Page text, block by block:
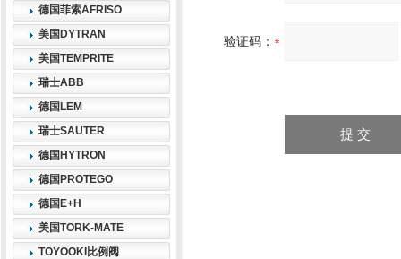
德国菲索AFRISO
美国DYTRAN
美国TEMPRITE
瑞士ABB
德国LEM
瑞士SAUTER
德国HYTRON
德国PROTEGO
德国E+H
美国TORK-MATE
TOYOOKI比例阀
验证码：